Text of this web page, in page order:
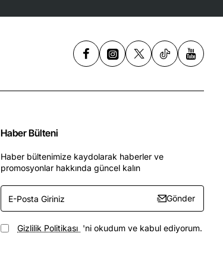
Haber Bülteni
Haber bültenimize kaydolarak haberler ve
promosyonlar hakkında güncel kalın
E-
Posta
Giriniz
Gönder
Gizlilik Politikası 'ni okudum ve kabul ediyorum.